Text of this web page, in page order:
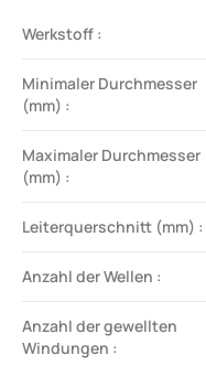
Werkstoff :
Minimaler Durchmesser
(mm) :
Maximaler Durchmesser
(mm) :
Leiterquerschnitt (mm) :
Anzahl der Wellen :
Anzahl der gewellten
Windungen :